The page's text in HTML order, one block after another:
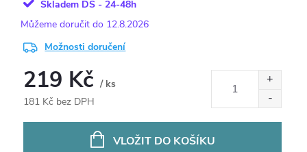
Skladem DS - 24-48h
12.8.2026
Možnosti doručení
219 Kč/ ks
181 Kč bez DPH
VLOŽIT DO KOŠÍKU